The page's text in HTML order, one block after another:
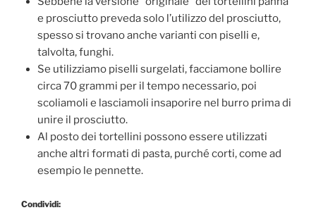
e prosciutto preveda solo l’utilizzo del prosciutto,
spesso si trovano anche varianti con piselli e,
talvolta, funghi.
Se utilizziamo piselli surgelati, facciamone bollire
circa 70 grammi per il tempo necessario, poi
scoliamoli e lasciamoli insaporire nel burro prima di
unire il prosciutto.
Al posto dei tortellini possono essere utilizzati
anche altri formati di pasta, purché corti, come ad
esempio le pennette.
Condividi: